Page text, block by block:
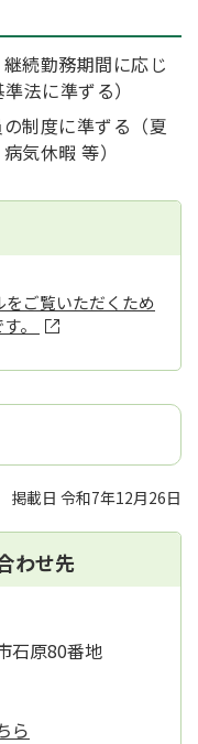
続勤務期間に応じ
法に準ずる）
制度に準ずる（夏
気休暇 等）
をご覧いただくため
。
掲載日 令和7年12月26日
わせ先
石原80番地
ら